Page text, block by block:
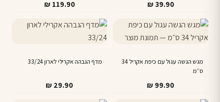
₪ 39.90
₪ 119.90
מגש הגשה עגול עם כיפת אקריל 34
ס״מ
₪ 99.90
מדף הגבהה אקרילי לארון 33/24
₪ 29.90